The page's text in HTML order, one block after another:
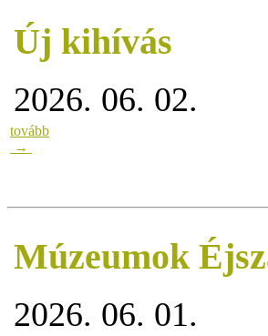
Új kihívás
2026. 06. 02.
tovább
→
Múzeumok
2026. 06. 01.